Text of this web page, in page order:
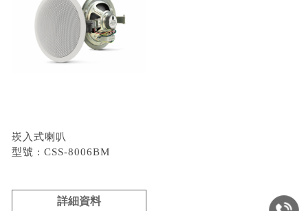
崁入式喇叭
型號 : CSS-8006BM
詳細資料